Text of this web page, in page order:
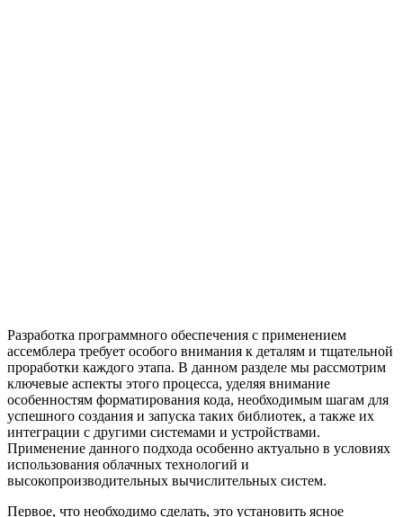
Разработка программного обеспечения с применением
ассемблера требует особого внимания к деталям и тщательной
проработки каждого этапа. В данном разделе мы рассмотрим
ключевые аспекты этого процесса, уделяя внимание
особенностям форматирования кода, необходимым шагам для
успешного создания и запуска таких библиотек, а также их
интеграции с другими системами и устройствами.
Применение данного подхода особенно актуально в условиях
использования облачных технологий и
высокопроизводительных вычислительных систем.
Первое, что необходимо сделать, это установить ясное